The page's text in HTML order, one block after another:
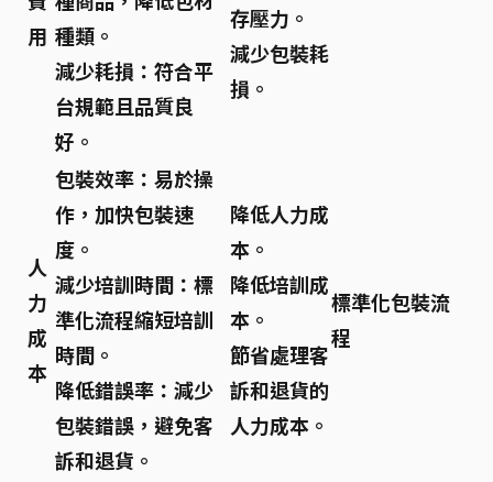
用 種類。
減少耗損： 符合平
台規範且品質良
好。
存壓力。
減少包裝耗
損。
人
力
成
本
包裝效率： 易於操
作，加快包裝速
度。
減少培訓時間： 標
準化流程縮短培訓
時間。
降低錯誤率： 減少
包裝錯誤，避免客
訴和退貨。
降低人力成
本。
降低培訓成
本。
節省處理客
訴和退貨的
人力成本。
標準化包裝流
程